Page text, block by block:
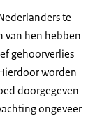
te
van hen hebben
gehoorverlies
worden
doorgegeven
ongeveer